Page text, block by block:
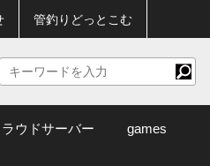
管釣りどっとこむ
ラウドサーバー games